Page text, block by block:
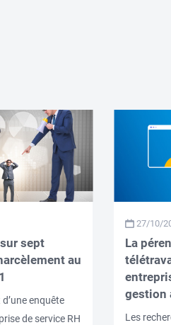
sept
au
enquête
de service RH
27/10/
La
gestion
Les